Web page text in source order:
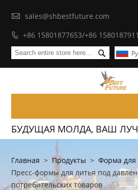
 sales@shbestfuture.com
 +86 15801877653/+86

БУДУЩАЯ МОЛДА, ВАШ
Главная > Продукты > Форма
Пресс-формы для литья под
потребительских товаров